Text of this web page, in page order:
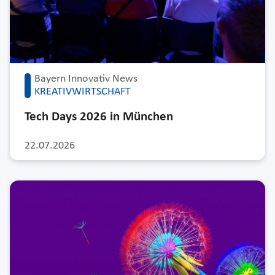
Bayern Innovativ News
KREATIVWIRTSCHAFT
22.07.2026
Tech Days 2026 in München